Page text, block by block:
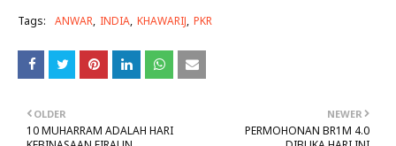
Tags: ANWAR INDIA KHAWARIJ PKR
NEWER
PERMOHONAN BR1M 4.0
OLDER
10 MUHARRAM ADALAH HARI